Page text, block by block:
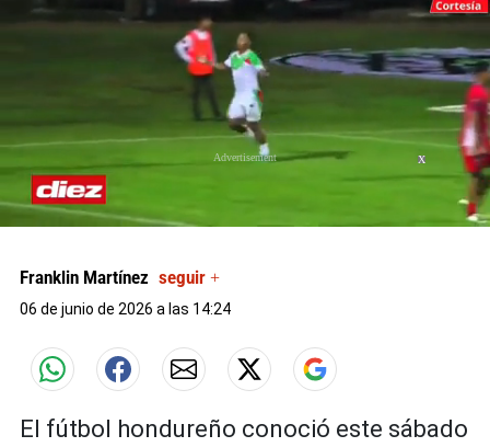
seconds
X
Franklin Martínez seguir +
06 de junio de 2026 a las 14:24
El fútbol hondureño conoció este sábado